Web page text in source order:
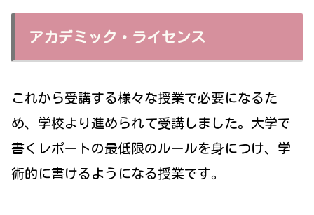
アカデミック・ライセンス
これから受講する様々な授業で必要になるた
め、学校より進められて受講しました。大学で
書くレポートの最低限のルールを身につけ、学
術的に書けるようになる授業です。